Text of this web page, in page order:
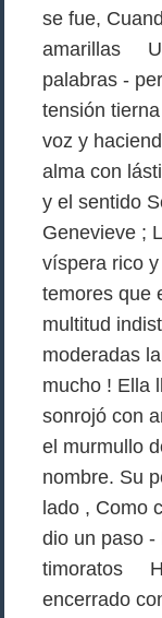
se fue,
amarillas
palabras -
tensión
voz y
alma con
y el sentido
Genevieve ;
víspera rico
temores que
multitud
moderadas
mucho ! Ella
sonrojó con
el murmullo
nombre. Su
lado , Como
dio un paso -
timoratos
encerrado